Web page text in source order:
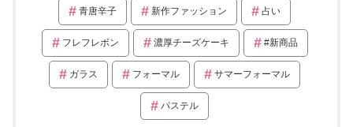
青唐辛子 新作ファッション 占い
フレフレボン 濃厚チーズケーキ #新商品
ガラス フォーマル サマーフォーマル
パステル